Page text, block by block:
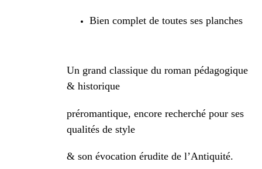
Bien complet de toutes ses planches
Un grand classique du roman pédagogique
& historique
préromantique, encore recherché pour ses
qualités de style
& son évocation érudite de l’Antiquité.